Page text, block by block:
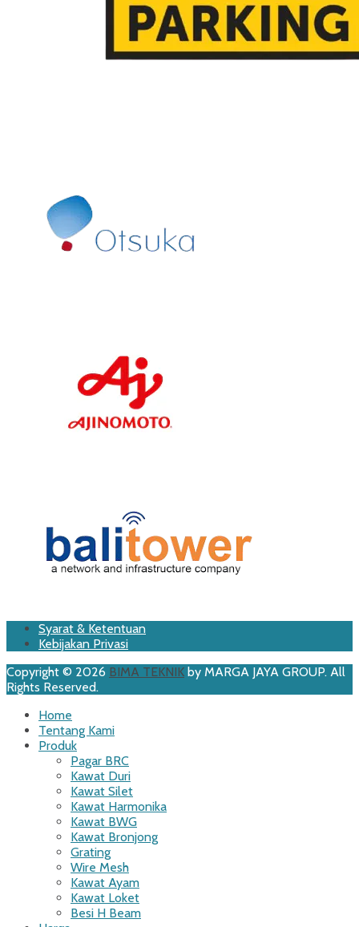
Footer
Menu
Skip
Syarat & Ketentuan
Kebijakan Privasi
Copyright © 2026 BIMA TEKNIK by MARGA JAYA GROUP. All
Rights Reserved.
Home
Tentang Kami
Produk
Pagar BRC
Kawat Duri
Kawat Silet
Kawat Harmonika
Kawat BWG
Kawat Bronjong
Grating
Wire Mesh
Kawat Ayam
Kawat Loket
Besi H Beam